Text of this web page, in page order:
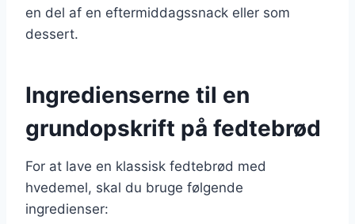
en del af en eftermiddagssnack eller som
dessert.
Ingredienserne til en
grundopskrift på fedtebrød
For at lave en klassisk fedtebrød med
hvedemel, skal du bruge følgende
ingredienser: